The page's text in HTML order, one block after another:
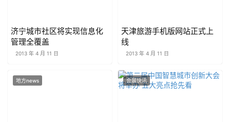
济宁城市社区将实现信息化
管理全覆盖
2013 年 4 月 11 日
天津旅游手机版网站正式上
线
2013 年 4 月 11 日
地方news 会展快讯